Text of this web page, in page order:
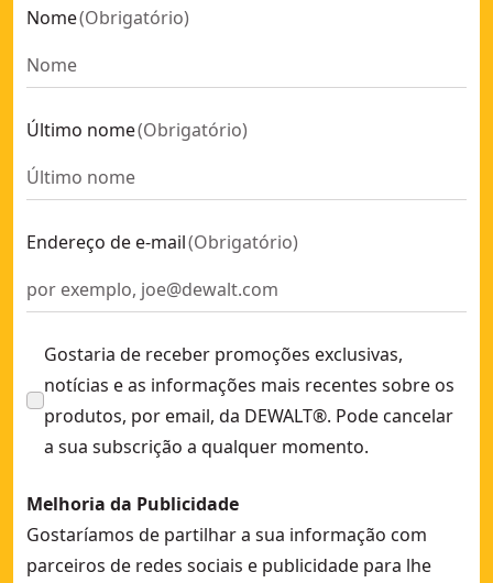
Nome(Obrigatório)
Último nome(Obrigatório)
Endereço de e-mail(Obrigatório)
Gostaria de receber promoções exclusivas,
notícias e as informações mais recentes sobre os
produtos, por email, da DEWALT®. Pode cancelar
a sua subscrição a qualquer momento.
Melhoria da Publicidade
Gostaríamos de partilhar a sua informação com
parceiros de redes sociais e publicidade para lhe